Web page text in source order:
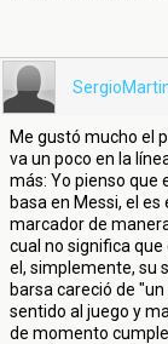
Me gustó mucho el
va un poco en la
más: Yo pienso que
basa en Messi, el es
marcador de
cual no significa
el, simplemente, su
barsa careció de
sentido al juego y
de momento